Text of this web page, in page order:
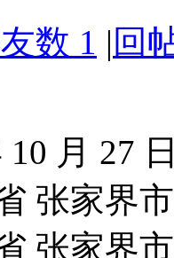
数 1 | 回
10 月 27
张家界
张家界